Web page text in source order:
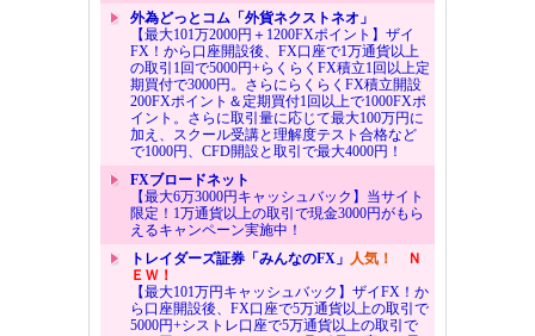
外為どっとコム「外貨ネクストネオ」
【最大101万2000円＋1200FXポイント】ザイ
FX！から口座開設後、FX口座で1万通貨以上
の取引1回で5000円+らくらくFX積立1回以上定
期買付で3000円。さらにらくらくFX積立開設
200FXポイント＆定期買付1回以上で1000FXポ
イント。さらに取引量に応じて最大100万円に
加え、スクール受講と理解度テスト合格など
で1000円、CFD開設と取引で最大4000円！
FXブロードネット
【最大6万3000円キャッシュバック】当サイト
限定！1万通貨以上の取引で現金3000円がもら
えるキャンペーン実施中！
トレイダーズ証券「みんなのFX」 人気！
Ｎ
ＥＷ！
【最大101万円キャッシュバック】ザイFX！か
ら口座開設後、FX口座で5万通貨以上の取引で
5000円+シストレ口座で5万通貨以上の取引で